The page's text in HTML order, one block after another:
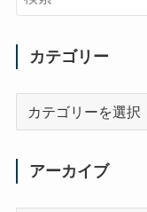
カテゴリー
アーカイブ